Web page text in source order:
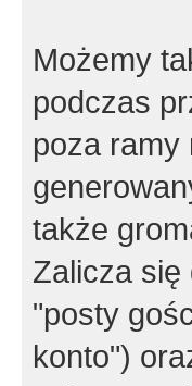
Możemy
podczas
poza ramy
także
Zalicza się
"posty
konto")